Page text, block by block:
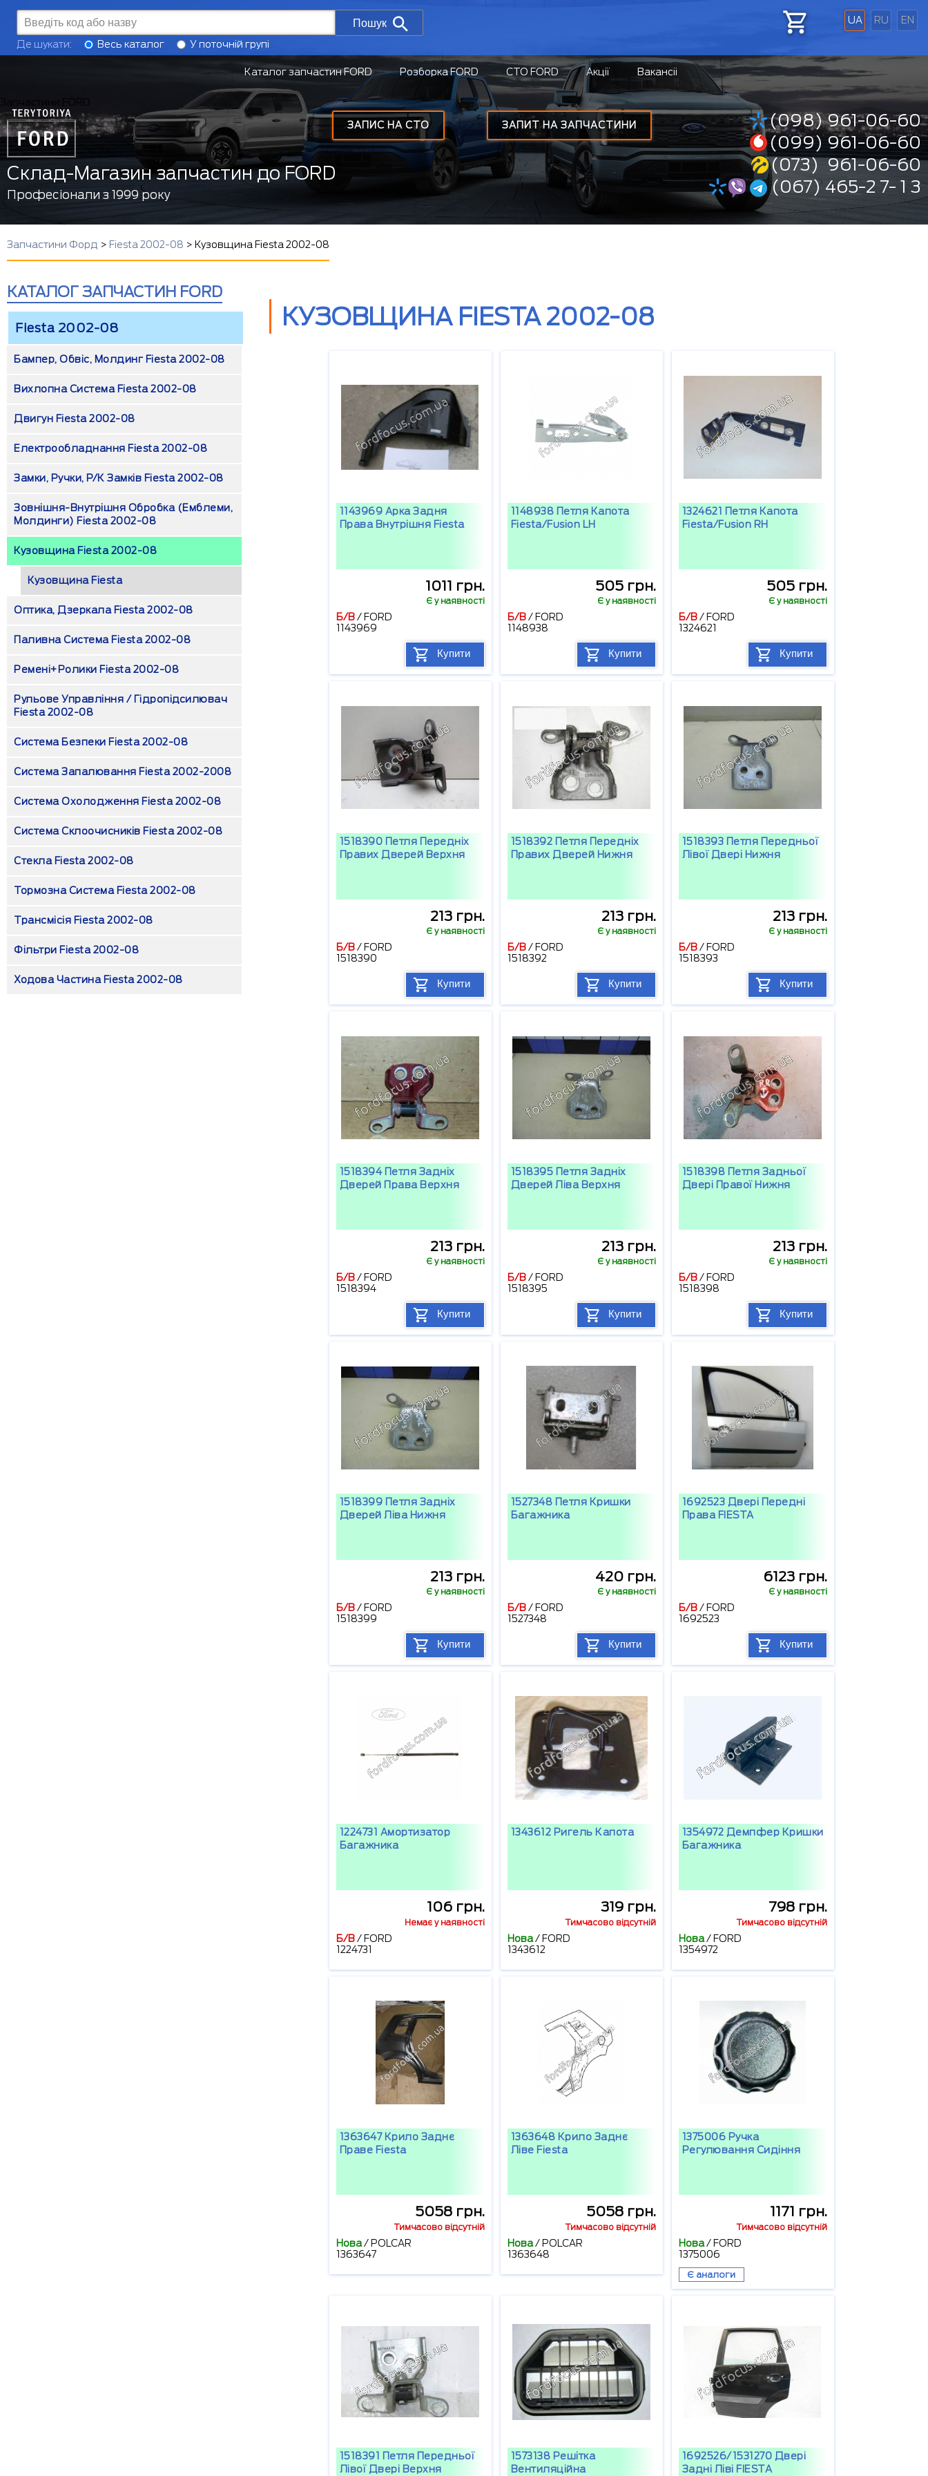
UA RU EN
ЗАПИТ НА ЗАПЧАСТИНИ
ЗАПИС НА СТО
Пошук
Де шукати: Весь каталог У поточній групі
Каталог запчастин FORD Розборка FORD СТО FORD Акції Вакансіі
Склад-Магазин запчастин до FORD
Професіонали з 1999 року
(098) 961-06-60
(099) 961-06-60
(073) 961-06-60
(067) 465-2 7- 1 3
Запчастини Форд > Fiesta 2002-08 > Кузовщина Fiesta 2002-08
КАТАЛОГ ЗАПЧАСТИН FORD
Fiesta 2002-08
Бампер, Обвіс, Молдинг Fiesta 2002-08
Вихлопна Система Fiesta 2002-08
Двигун Fiesta 2002-08
Електрообладнання Fiesta 2002-08
Замки, Ручки, Р/к Замків Fiesta 2002-08
Зовнішня-Внутрішня Обробка (емблеми,
Молдинги) Fiesta 2002-08
Кузовщина Fiesta 2002-08
Кузовщина Fiesta
Оптика, Дзеркала Fiesta 2002-08
Паливна Система Fiesta 2002-08
Ремені+ролики Fiesta 2002-08
Рульове Управління / Гідропідсилювач
Fiesta 2002-08
Система Безпеки Fiesta 2002-08
Система Запалювання Fiesta 2002-2008
Система Охолодження Fiesta 2002-08
Система Склоочисників Fiesta 2002-08
Стекла Fiesta 2002-08
Тормозна Система Fiesta 2002-08
Трансмісія Fiesta 2002-08
Фільтри Fiesta 2002-08
Ходова Частина Fiesta 2002-08
КУЗОВЩИНА FIESTA 2002-08
1143969 Арка Задня
Права Внутрішня Fiesta
1011 грн.
Є у наявності
Б/В/ FORD
1143969
Купити
1148938 Петля Капота
Fiesta/Fusion LH
505 грн.
Є у наявності
Б/В/ FORD
1148938
Купити
1324621 Петля Капота
Fiesta/Fusion RH
505 грн.
Є у наявності
Б/В/ FORD
1324621
Купити
1518390 Петля Передніх
Правих Дверей Верхня
213 грн.
Є у наявності
Б/В/ FORD
1518390
Купити
1518392 Петля Передніх
Правих Дверей Нижня
213 грн.
Є у наявності
Б/В/ FORD
1518392
Купити
1518393 Петля Передньої
Лівої Двері Нижня
213 грн.
Є у наявності
Б/В/ FORD
1518393
Купити
1518394 Петля Задніх
Дверей Права Верхня
213 грн.
Є у наявності
Б/В/ FORD
1518394
Купити
1518395 Петля Задніх
Дверей Ліва Верхня
213 грн.
Є у наявності
Б/В/ FORD
1518395
Купити
1518398 Петля Задньої
Двері Правої Нижня
213 грн.
Є у наявності
Б/В/ FORD
1518398
Купити
1518399 Петля Задніх
Дверей Ліва Нижня
213 грн.
Є у наявності
Б/В/ FORD
1518399
Купити
1527348 Петля Кришки
Багажника
420 грн.
Є у наявності
Б/В/ FORD
1527348
Купити
1692523 Двері Передні
Права FIESTA
6123 грн.
Є у наявності
Б/В/ FORD
1692523
Купити
1224731 Амортизатор
Багажника
106 грн.
Немає у наявності
Б/В/ FORD
1224731
1343612 Ригель Капота
319 грн.
Тимчасово відсутній
Нова/ FORD
1343612
1354972 Демпфер Кришки
Багажника
798 грн.
Тимчасово відсутній
Нова/ FORD
1354972
1363647 Крило Заднє
Праве Fiesta
5058 грн.
Тимчасово відсутній
Нова/ POLCAR
1363647
1363648 Крило Заднє
Ліве Fiesta
5058 грн.
Тимчасово відсутній
Нова/ POLCAR
1363648
1375006 Ручка
Регулювання Сидіння
1171 грн.
Тимчасово відсутній
Нова/ FORD
1375006
Є аналоги
1518391 Петля Передньої
Лівої Двері Верхня
1573138 Решітка
Вентиляційна
1692526/1531270 Двері
Задні Ліві FIESTA